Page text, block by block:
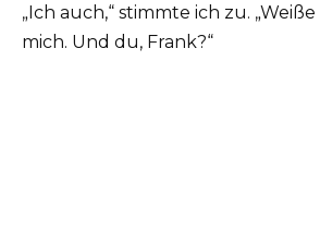
„Ich auch,“ stimmte ich zu.
mich. Und du, Frank?“